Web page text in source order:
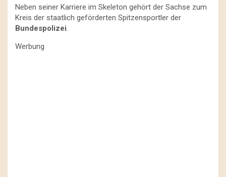
Neben seiner Karriere im Skeleton gehört der Sachse zum
Kreis der staatlich geförderten Spitzensportler der
Bundespolizei.
Werbung